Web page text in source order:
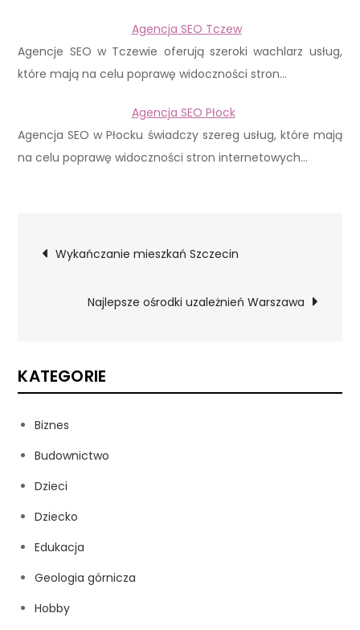
Agencja SEO Tczew
Agencje SEO w Tczewie oferują szeroki wachlarz usług,
które mają na celu poprawę widoczności stron…
Agencja SEO Płock
Agencja SEO w Płocku świadczy szereg usług, które mają
na celu poprawę widoczności stron internetowych…
Nawigacja
wpisu
Wykańczanie mieszkań Szczecin
Najlepsze ośrodki uzależnień Warszawa
KATEGORIE
Biznes
Budownictwo
Dzieci
Dziecko
Edukacja
Geologia górnicza
Hobby